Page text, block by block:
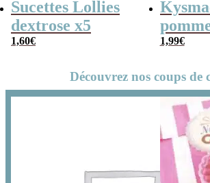
Sucettes Lollies
dextrose x5
1,60€
Pom x
1,99€
Découvrez nos coups de